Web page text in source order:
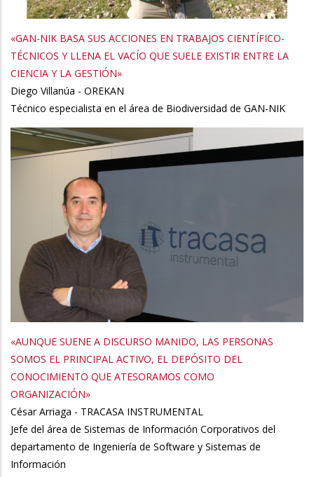
«GAN-NIK BASA SUS ACCIONES EN TRABAJOS CIENTÍFICO-
TÉCNICOS Y LLENA EL VACÍO QUE SUELE EXISTIR ENTRE LA
CIENCIA Y LA GESTIÓN»
Diego Villanúa - OREKAN
Técnico especialista en el área de Biodiversidad de GAN-NIK
«AUNQUE SUENE A DISCURSO MANIDO, LAS PERSONAS
SOMOS EL PRINCIPAL ACTIVO, EL DEPÓSITO DEL
CONOCIMIENTO QUE ATESORAMOS COMO
ORGANIZACIÓN»
César Arriaga - TRACASA INSTRUMENTAL
Jefe del área de Sistemas de Información Corporativos del
departamento de Ingeniería de Software y Sistemas de
Información